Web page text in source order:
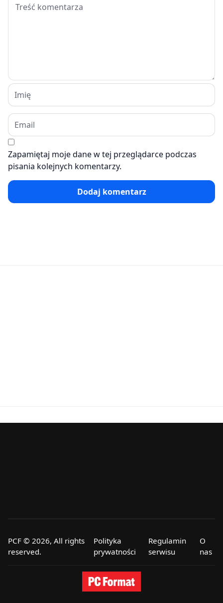
Zapamiętaj moje dane w tej przeglądarce podczas
pisania kolejnych komentarzy.
Dodaj komentarz
PCF © 2026, All rights
reserved.
Polityka
prywatności
Regulamin
serwisu
O
nas